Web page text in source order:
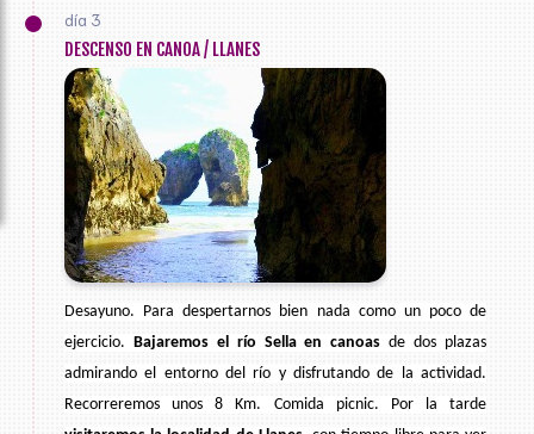
día 3
DESCENSO EN CANOA / LLANES
Desayuno. Para despertarnos bien nada como un poco de
ejercicio. Bajaremos el río Sella en canoas de dos plazas
admirando el entorno del río y disfrutando de la actividad.
Recorreremos unos 8 Km. Comida picnic. Por la tarde